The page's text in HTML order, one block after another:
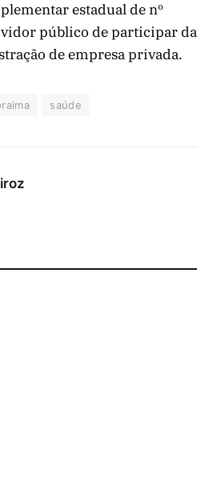
estadual de nº
público de participar da
de empresa privada.
saúde